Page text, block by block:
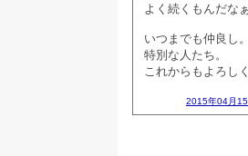
よく続くもんだな
いつまでも仲良し。
特別な人たち。
これからもよろしく
2015年04月